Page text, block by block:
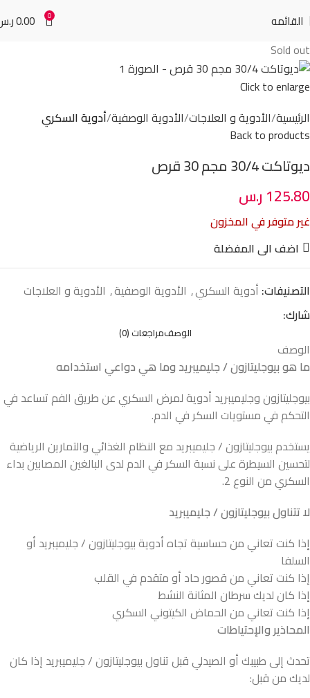
القائمه 0
0.00
Sold out
Click to enlarge
الرئيسية الأدوية و العلاجات الأدوية الوصفية أدوية السكري
Back to products
ديوتاكت 30/4 مجم 30 قرص
125.80 ر.س
غير متوفر في المخزون
اضف الى المفضلة
التصنيفات: أدوية السكري, الأدوية الوصفية, الأدوية و العلاجات
شارك:
الوصفمراجعات (0)
الوصف
ما هو بيوجليتازون / جليميبريد وما هي دواعي استخدامه
بيوجليتازون وجليميبريد أدوية لمرض السكري عن طريق الفم تساعد في
التحكم في مستويات السكر في الدم.
يستخدم بيوجليتازون / جليميبريد مع النظام الغذائي والتمارين الرياضية
لتحسين السيطرة على نسبة السكر في الدم لدى البالغين المصابين بداء
السكري من النوع 2.
لا تتناول بيوجليتازون / جليميبريد
إذا كنت تعاني من حساسية تجاه أدوية بيوجليتازون / جليميبريد أو
السلفا
إذا كنت تعاني من قصور حاد أو متقدم في القلب
إذا كان لديك سرطان المثانة النشط
إذا كنت تعاني من الحماض الكيتوني السكري
المحاذير والإحتياطات
تحدث إلى طبيبك أو الصيدلي قبل تناول بيوجليتازون / جليميبريد إذا كان
لديك من قبل: